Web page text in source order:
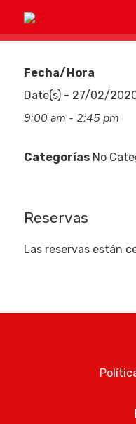
Hit enter to search
Fecha/Hora
Date(s) - 27/02/
9:00 am - 2:45 pm
CategoríasNo
Reservas
Las reservas están